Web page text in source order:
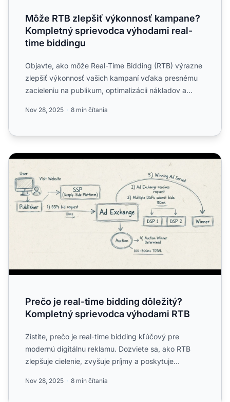
Môže RTB zlepšiť výkonnosť kampane?
Kompletný sprievodca výhodami real-
time biddingu
Objavte, ako môže Real-Time Bidding (RTB) výrazne
zlepšiť výkonnosť vašich kampaní vďaka presnému
zacieleniu na publikum, optimalizácii nákladov a
Nov 28, 2025 8 min čítania
Prečo je real-time bidding dôležitý? Kompletný
Prečo je real-time bidding dôležitý?
Kompletný sprievodca výhodami RTB
Zistite, prečo je real-time bidding kľúčový pre
modernú digitálnu reklamu. Dozviete sa, ako RTB
zlepšuje cielenie, zvyšuje príjmy a poskytuje
Nov 28, 2025 8 min čítania